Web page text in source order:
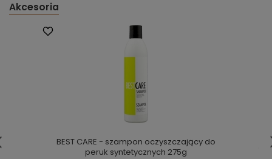
Akcesoria
BEST CARE - szampon oczyszczający do
peruk syntetycznych 275g